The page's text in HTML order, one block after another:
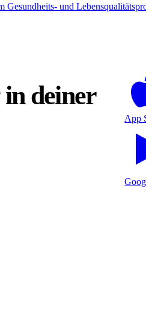
und
in deiner
App